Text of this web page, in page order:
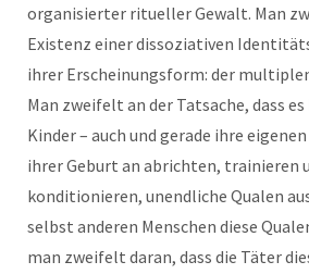
organisierter ritueller Gewalt. Man
Existenz einer dissoziativen
ihrer Erscheinungsform: der
Man zweifelt an der Tatsache, dass
Kinder – auch und gerade ihre
ihrer Geburt an abrichten, trainieren
konditionieren, unendliche Qualen
selbst anderen Menschen diese
man zweifelt daran, dass die Täter